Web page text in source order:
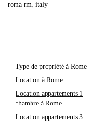
roma rm, italy
Type de propriété à Rome
Location à Rome
Location appartements 1
chambre à Rome
Location appartements 3